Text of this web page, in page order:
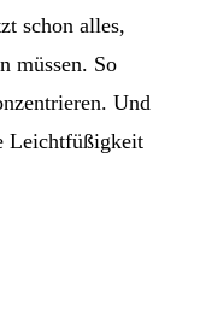
schon alles,
müssen. So
Und
Leichtfüßigkeit